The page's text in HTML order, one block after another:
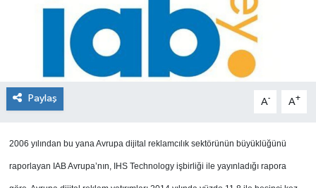
Paylaş A- A+
2006 yılından bu yana Avrupa dijital reklamcılık sektörünün büyüklüğünü
raporlayan IAB Avrupa’nın, IHS Technology işbirliği ile yayınladığı rapora
YAŞAM